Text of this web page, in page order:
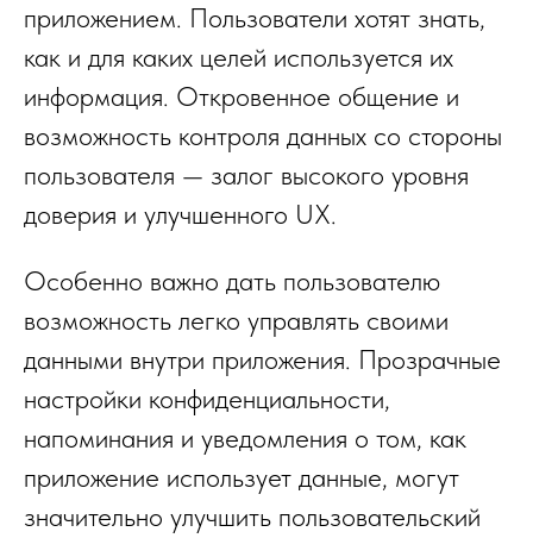
приложением. Пользователи хотят знать,
как и для каких целей используется их
информация. Откровенное общение и
возможность контроля данных со стороны
пользователя — залог высокого уровня
доверия и улучшенного UX.
Особенно важно дать пользователю
возможность легко управлять своими
данными внутри приложения. Прозрачные
настройки конфиденциальности,
напоминания и уведомления о том, как
приложение использует данные, могут
значительно улучшить пользовательский